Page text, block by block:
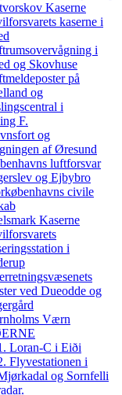
Kaserne
kaserne i
i
og Skovhuse
på
og
i
F.
og
af Øresund
luftforsvar
og Ejbybro
civile
Kaserne
i
ved Dueodde og
Værn
Loran-C i Eiði
Flyvestationen i
og Sornfelli